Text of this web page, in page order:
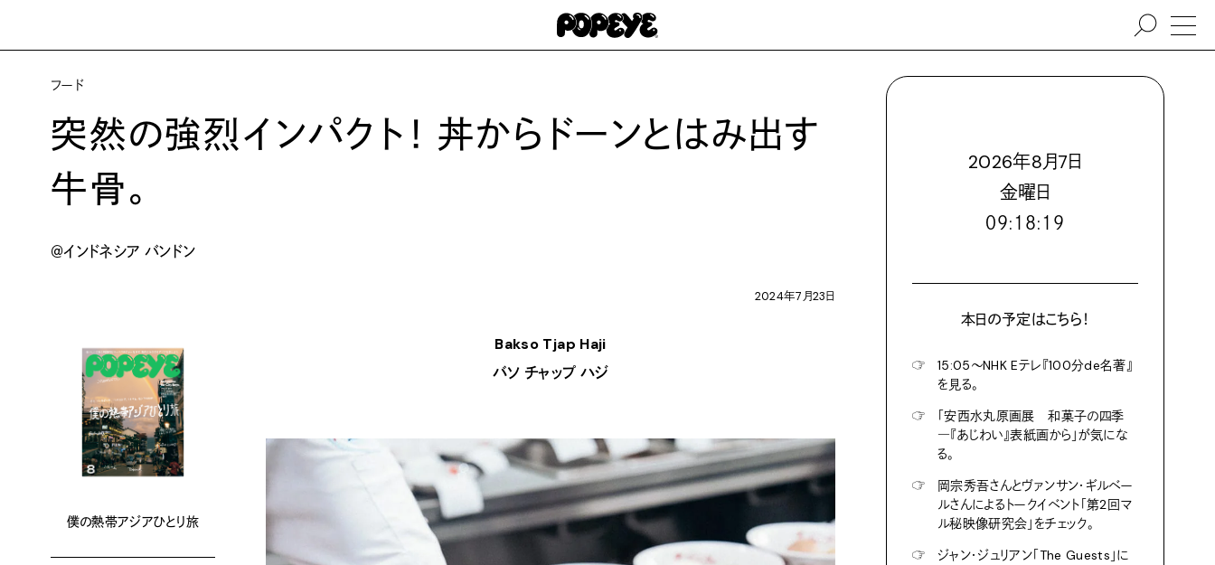
フード
突然の強烈インパクト！ 丼からドーンとはみ出す
牛骨。
＠インドネシア バンドン
2024年7月23日
僕の熱帯アジアひとり旅
Bakso Tjap Haji
バソ チャップ ハジ
2026年8月7日
金曜日
０９:１８:２０
本日の予定はこちら！
☞
15:05〜NHK Eテレ『100分de名著』
を見る。
☞
「安西水丸原画展 和菓子の四季
―『あじわい』表紙画から」が気にな
る。
☞
岡宗秀吾さんとヴァンサン・ギルベー
ルさんによるトークイベント「第2回マ
ル秘映像研究会」をチェック。
☞
ジャン・ジュリアン「The Guests」に